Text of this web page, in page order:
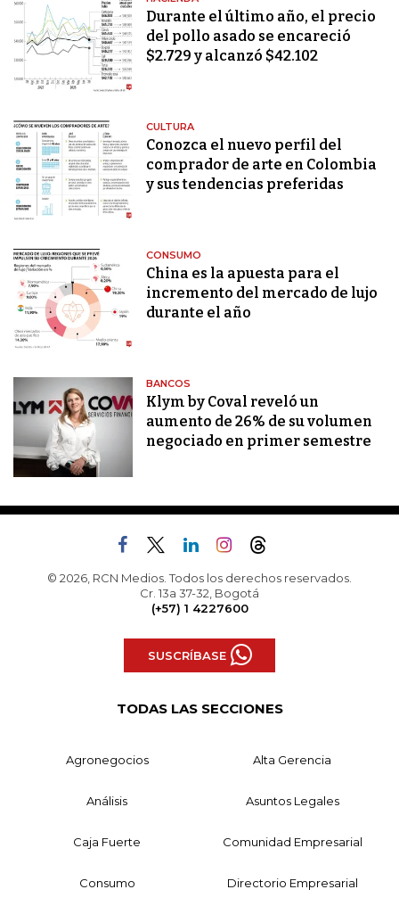
Durante el último año, el precio
del pollo asado se encareció
$2.729 y alcanzó $42.102
CULTURA
Conozca el nuevo perfil del
comprador de arte en Colombia
y sus tendencias preferidas
CONSUMO
China es la apuesta para el
incremento del mercado de lujo
durante el año
BANCOS
Klym by Coval reveló un
aumento de 26% de su volumen
negociado en primer semestre
© 2026, RCN Medios. Todos los derechos reservados.
Cr. 13a 37-32, Bogotá
(+57) 1 4227600
SUSCRÍBASE
TODAS LAS SECCIONES
Agronegocios Alta Gerencia
Análisis Asuntos Legales
Caja Fuerte Comunidad Empresarial
Consumo Directorio Empresarial